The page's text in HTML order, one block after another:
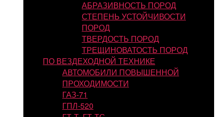
АБРАЗИВНОСТЬ ПОРОД
СТЕПЕНЬ УСТОЙЧИВОСТИ
ПОРОД
ТВЕРДОСТЬ ПОРОД
ТРЕЩИНОВАТОСТЬ ПОРОД
ПО ВЕЗДЕХОДНОЙ ТЕХНИКЕ
АВТОМОБИЛИ ПОВЫШЕННОЙ
ПРОХОДИМОСТИ
ГАЗ-71
ГПЛ-520